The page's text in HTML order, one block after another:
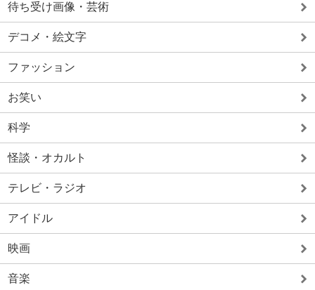
待ち受け画像・芸術
デコメ・絵文字
ファッション
お笑い
科学
怪談・オカルト
テレビ・ラジオ
アイドル
映画
音楽